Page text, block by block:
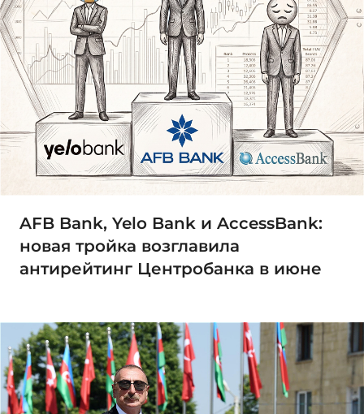
AFB Bank, Yelo Bank и AccessBank:
новая тройка возглавила
антирейтинг Центробанка в июне